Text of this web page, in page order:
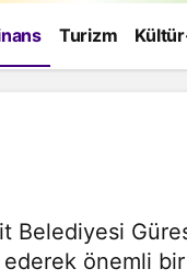
Turizm
Belediyesi
ederek önemli bir